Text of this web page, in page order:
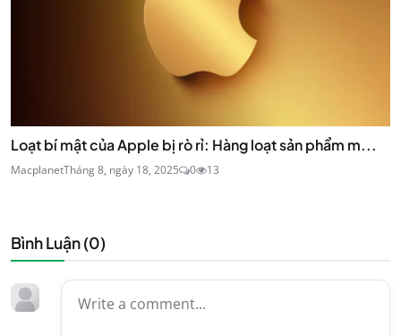
Loạt bí mật của Apple bị rò rỉ: Hàng loạt sản phẩm m...
MacplanetTháng 8, ngày 18, 2025 0 13
Bình Luận (0)